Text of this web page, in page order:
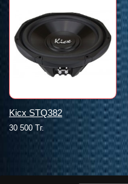
Kicx STQ382
30 500 Тг.